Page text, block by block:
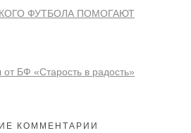
ФУТБОЛА ПОМОГАЮТ
БФ «Старость в радость»
КОММЕНТАРИИ